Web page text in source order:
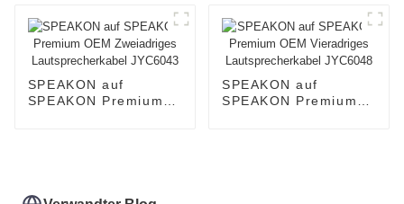
SPEAKON auf
SPEAKON Premium
SPEAKON auf
SPEAKON Premium